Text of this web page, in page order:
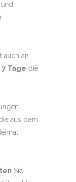
auch an
Tage die
aus dem
Sie